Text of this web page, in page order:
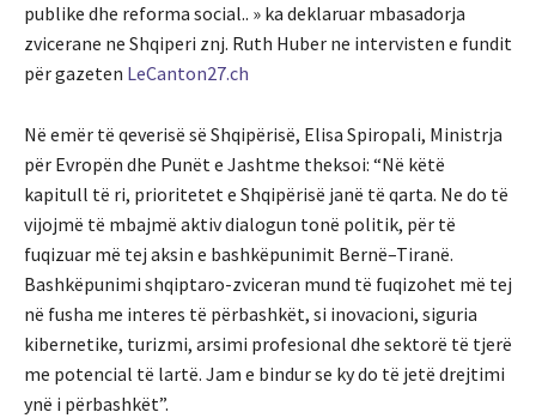
publike dhe reforma social.. » ka deklaruar mbasadorja
zvicerane ne Shqiperi znj. Ruth Huber ne intervisten e fundit
për gazeten LeCanton27.ch
Në emër të qeverisë së Shqipërisë, Elisa Spiropali, Ministrja
për Evropën dhe Punët e Jashtme theksoi: “Në këtë
kapitull të ri, prioritetet e Shqipërisë janë të qarta. Ne do të
vijojmë të mbajmë aktiv dialogun tonë politik, për të
fuqizuar më tej aksin e bashkëpunimit Bernë–Tiranë.
Bashkëpunimi shqiptaro-zviceran mund të fuqizohet më tej
në fusha me interes të përbashkët, si inovacioni, siguria
kibernetike, turizmi, arsimi profesional dhe sektorë të tjerë
me potencial të lartë. Jam e bindur se ky do të jetë drejtimi
ynë i përbashkët”.